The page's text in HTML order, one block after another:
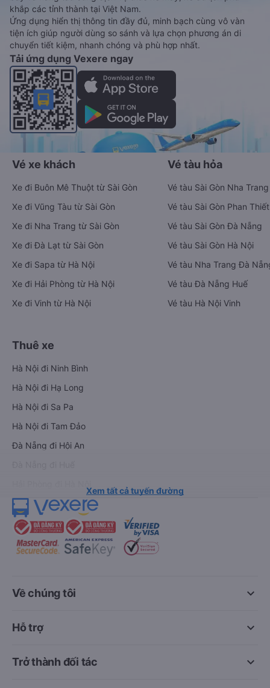
khắp các tỉnh thành tại Việt Nam.
Ứng dụng hiển thị thông tin đầy đủ, minh bạch cùng vô vàn
tiện ích giúp người dùng so sánh và lựa chọn phương án di
chuyển tiết kiệm, nhanh chóng và phù hợp nhất.
Tải ứng dụng Vexere ngay
Vé xe khách
Xe đi Buôn Mê Thuột từ Sài Gòn
Xe đi Vũng Tàu từ Sài Gòn
Xe đi Nha Trang từ Sài Gòn
Xe đi Đà Lạt từ Sài Gòn
Xe đi Sapa từ Hà Nội
Xe đi Hải Phòng từ Hà Nội
Xe đi Vinh từ Hà Nội
Vé tàu hỏa
Vé tàu Sài Gòn Nha Trang
Vé tàu Sài Gòn Phan Thiết
Vé tàu Sài Gòn Đà Nẵng
Vé tàu Sài Gòn Hà Nội
Vé tàu Nha Trang Đà
Vé tàu Đà Nẵng Huế
Vé tàu Hà Nội Vinh
Thuê xe
Hà Nội đi Ninh Bình
Hà Nội đi Hạ Long
Hà Nội đi Sa Pa
Hà Nội đi Tam Đảo
Đà Nẵng đi Hội An
Xem tất cả tuyến đường
keyboard_arrow_down
Về chúng tôi
keyboard_arrow_down
Hỗ trợ
keyboard_arrow_down
Trở thành đối tác